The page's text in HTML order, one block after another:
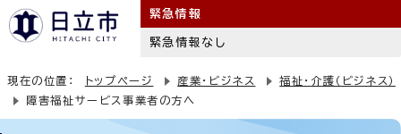
緊急情報
緊急情報なし
現在の位置： トップページ 産業・ビジネス
福祉・介護（ビジネス）
障害福祉サービス事業者の方へ